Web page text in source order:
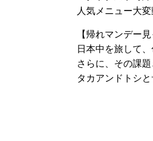
人気メニュー大
【帰れマンデー見
日本中を旅して
さらに、その課
タカアンドトシ